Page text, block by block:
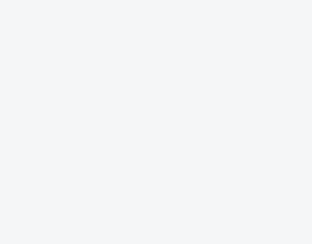
pour effectuer des paiements et des
Les personnes souhaitant réaliser
retraits d’argent, sans avoir besoin
Les cartes Visa Transcash
paiements chez tous les
commerce et jeux en ligne, et de